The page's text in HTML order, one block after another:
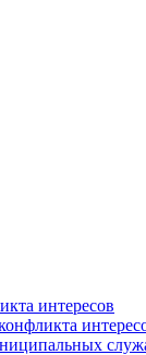
интересов